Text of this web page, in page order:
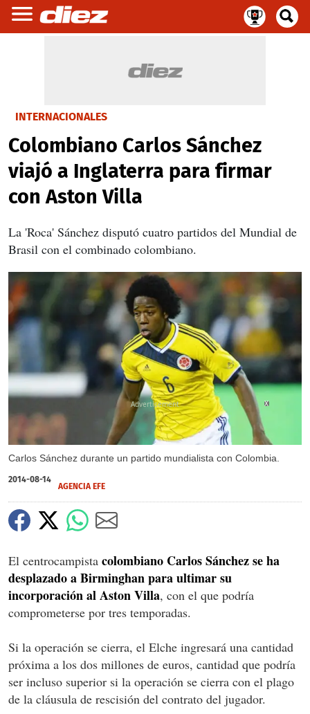
INTERNACIONALES
Colombiano Carlos Sánchez
viajó a Inglaterra para firmar
con Aston Villa
La 'Roca' Sánchez disputó cuatro partidos del Mundial de
Brasil con el combinado colombiano.
Carlos Sánchez durante un partido mundialista con Colombia.
X
2014-08-14
AGENCIA EFE
El centrocampista colombiano Carlos Sánchez se ha
desplazado a Birminghan para ultimar su
incorporación al Aston Villa, con el que podría
comprometerse por tres temporadas.
Si la operación se cierra, el Elche ingresará una cantidad
próxima a los dos millones de euros, cantidad que podría
ser incluso superior si la operación se cierra con el plago
de la cláusula de rescisión del contrato del jugador.